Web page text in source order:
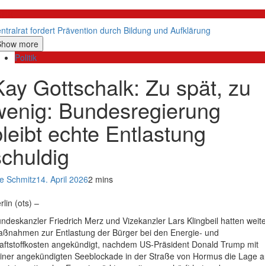
fordert Prävention durch Bildung und Aufklärung
more
Politik
Gottschalk: Zu spät, zu
Bundesregierung
echte Entlastung
Schmitz14. April 20262 mins
(ots) –
Friedrich Merz und Vizekanzler Lars Klingbeil hatten
zur Entlastung der Bürger bei den Energie- und
angekündigt, nachdem US-Präsident Donald Trump mit
angekündigten Seeblockade in der Straße von Hormus die Lage